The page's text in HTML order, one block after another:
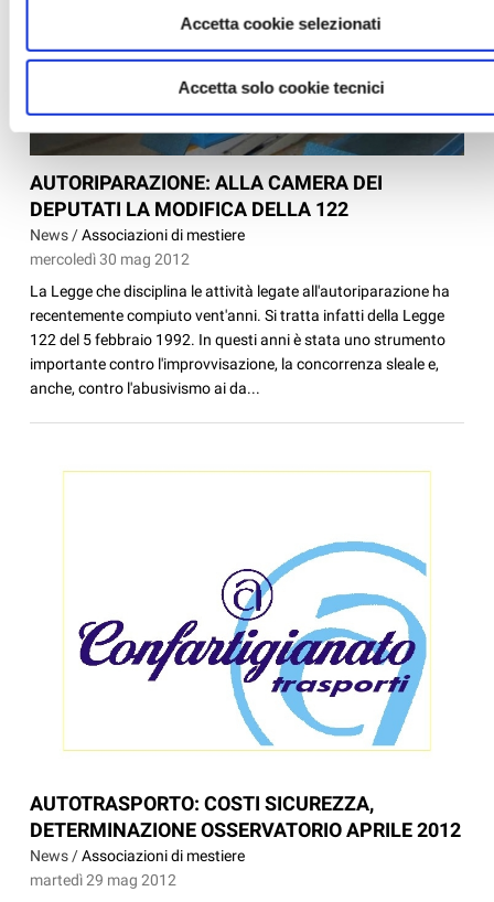
Accetta cookie selezionati
Accetta solo cookie tecnici
AUTORIPARAZIONE: ALLA CAMERA DEI
DEPUTATI LA MODIFICA DELLA 122
News /Associazioni di mestiere
mercoledì 30 mag 2012
La Legge che disciplina le attività legate all'autoriparazione ha
recentemente compiuto vent'anni. Si tratta infatti della Legge
122 del 5 febbraio 1992. In questi anni è stata uno strumento
importante contro l'improvvisazione, la concorrenza sleale e,
anche, contro l'abusivismo ai da...
AUTOTRASPORTO: COSTI SICUREZZA,
DETERMINAZIONE OSSERVATORIO APRILE 2012
News /Associazioni di mestiere
martedì 29 mag 2012